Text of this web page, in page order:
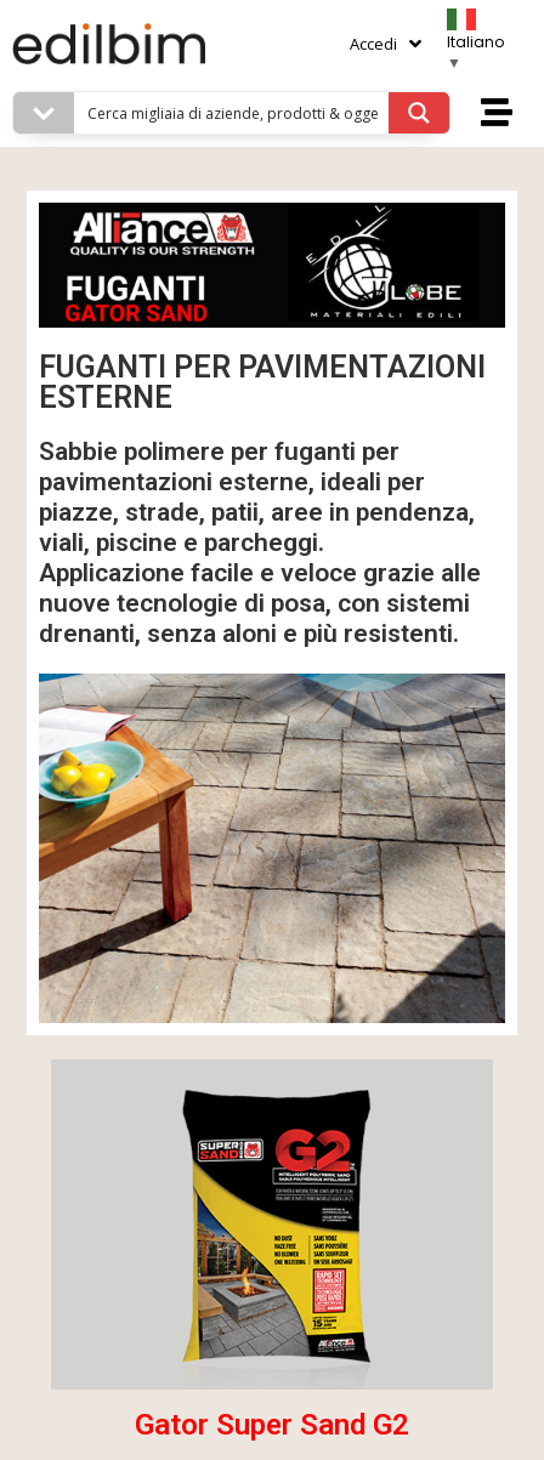
Accedi
Italiano
▼
FUGANTI PER PAVIMENTAZIONI
ESTERNE
Sabbie polimere per fuganti per
pavimentazioni esterne, ideali per
piazze, strade, patii, aree in pendenza,
viali, piscine e parcheggi.
Applicazione facile e veloce grazie alle
nuove tecnologie di posa, con sistemi
drenanti, senza aloni e più resistenti.
Gator Super Sand G2